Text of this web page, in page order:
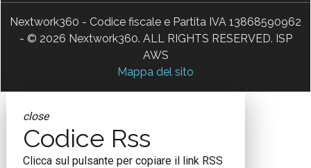
Nextwork360 - Codice fiscale e Partita IVA 13868590962
- © 2026 Nextwork360. ALL RIGHTS RESERVED. ISP
AWS
Mappa del sito
close
Codice Rss
Clicca sul pulsante per copiare il link RSS